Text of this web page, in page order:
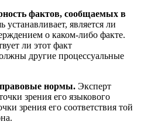
фактов, сообщаемых в
устанавливает, является ли
о каком-либо факте.
ли этот факт
другие процессуальные
нормы. Эксперт
зрения его языкового
зрения его соответствия той